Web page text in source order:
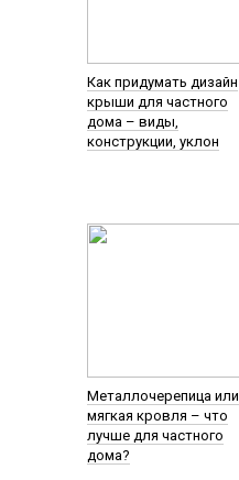
Как придумать дизайн
крыши для частного
дома – виды,
конструкции, уклон
Металлочерепица или
мягкая кровля – что
лучше для частного
дома?